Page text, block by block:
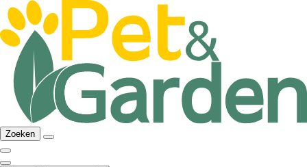
Zoeken